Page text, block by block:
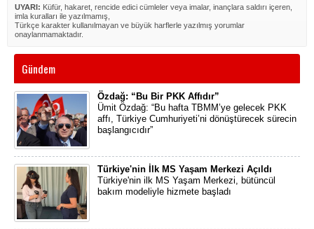
UYARI: Küfür, hakaret, rencide edici cümleler veya imalar, inançlara saldırı içeren,
imla kuralları ile yazılmamış,
Türkçe karakter kullanılmayan ve büyük harflerle yazılmış yorumlar
onaylanmamaktadır.
Gündem
Özdağ: “Bu Bir PKK Affıdır”
Ümit Özdağ: “Bu hafta TBMM’ye gelecek PKK
affı, Türkiye Cumhuriyeti’ni dönüştürecek sürecin
başlangıcıdır”
Türkiye'nin İlk MS Yaşam Merkezi Açıldı
Türkiye'nin ilk MS Yaşam Merkezi, bütüncül
bakım modeliyle hizmete başladı